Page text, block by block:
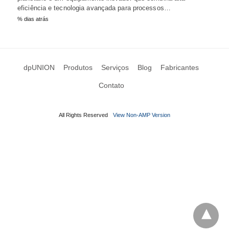
eficiência e tecnologia avançada para processos…
% dias atrás
dpUNION Produtos Serviços Blog Fabricantes
Contato
All Rights Reserved View Non-AMP Version